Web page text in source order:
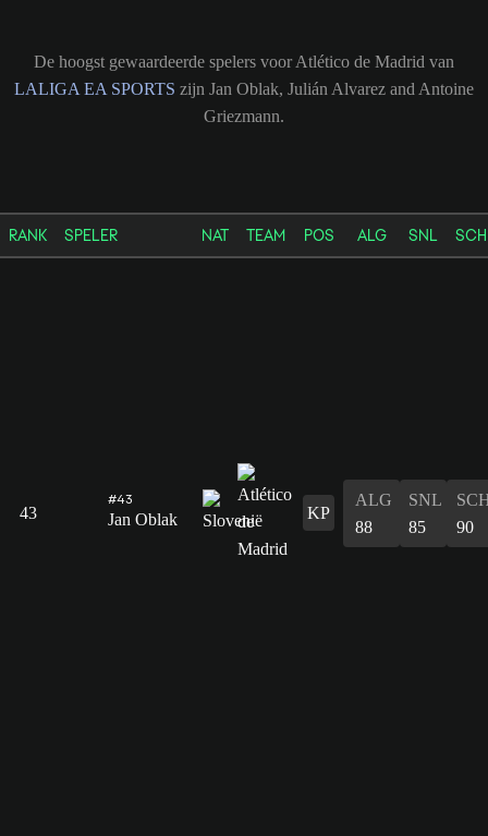
De hoogst gewaardeerde spelers voor Atlético de Madrid van
LALIGA EA SPORTS zijn Jan Oblak, Julián Alvarez and Antoine
Griezmann.
RANK SPELER NAT TEAM POS ALG SNL SCH
43
#43
Jan Oblak KP
ALG
88
SNL
85
90